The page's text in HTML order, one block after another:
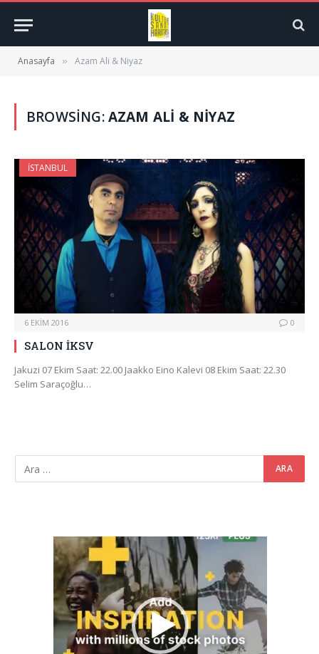
Anasayfa » Azam Ali & Niyaz
BROWSING:AZAM ALI & NIYAZ
İSTANBUL
6 EKIM 2016 0
SALON İKSV
Jakuzi 07 Ekim Saat: 22.00 Jaakko Eino Kalevi 08 Ekim Saat: 22.30
Selim Saraçoğlu…
Video
oynatıcı